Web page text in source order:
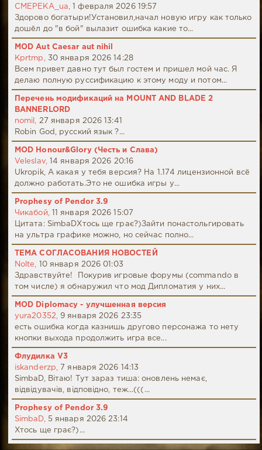
CMEPEKA_ua,
1 февраля 2026 19:57
Здорово богатыри!Установил,начал новую игру как только
дошёл до "в бой" вылазит ошибка какие то...
MOD Aut Caesar aut nihil
Kprtmp, 30 января 2026 14:28
Всем привет давно тут был гостем и пришел мой час. Я
делаю полную руссификацию к этому моду и потом...
Перечень модификаций на MOUNT AND BLADE 2
BANNERLORD
nomil, 27 января 2026 13:41
Robin God, русский язык ?...
MOD Honour&Glory (Честь и Слава)
Veleslav,
14 января 2026 20:16
Ukropik, А какая у тебя версия? На 1.174 лицензионной всё
должно работать.Это не ошибка игры у...
Prophesy of Pendor 3.9
Чикабой,
11 января 2026 15:07
Цитата: SimbaDХтось ще грає?)Зайти понастольгировать
на ультра графике можно, но сейчас полно...
ТЕМА СОГЛАСОВАНИЯ НОВОСТЕЙ
Nolte,
10 января 2026 01:03
Здравствуйте! Покурив игровые форумы (commando в
том числе) я обнаружил что мод Дипломатия у них...
MOD Diplomacy - улучшенная версия
yura20352, 9 января 2026 23:35
есть ошибка когда казнишь другово персонажа то нету
кнопки выхода продолжить игра все...
Флудилка V3
iskanderzp, 7 января 2026 14:13
SimbaD, Вітаю! Тут зараз тиша: оновлень немає,
відвідувачів, відповідно, теж...(((...
Prophesy of Pendor 3.9
SimbaD, 5 января 2026 23:14
Хтось ще грає?)...